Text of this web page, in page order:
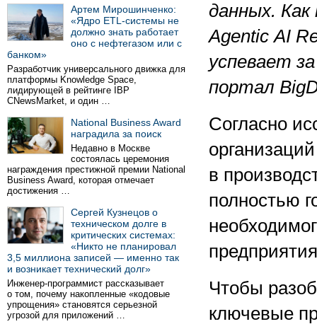
Артем Мирошинченко:
«Ядро ETL-системы не
должно знать работает
оно с нефтегазом или с
банком»
Разработчик универсального движка для
платформы Knowledge Space,
лидирующей в рейтинге IBP
CNewsMarket, и один …
National Business Award
наградила за поиск
Недавно в Москве
состоялась церемония
награждения престижной премии National
Business Award, которая отмечает
достижения …
Сергей Кузнецов о
техническом долге в
критических системах:
«Никто не планировал
3,5 миллиона записей — именно так
и возникает технический долг»
Инженер-программист рассказывает
о том, почему накопленные «кодовые
упрощения» становятся серьезной
угрозой для приложений …
данных.
Agentic AI
успевает
портал
Согласно
в
полностью
Чтобы
ключевые